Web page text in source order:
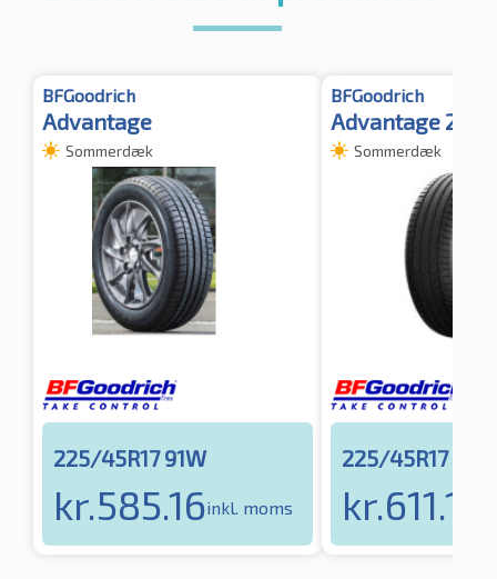
BFGoodrich
Advantage
Sommerdæk
225/45R17 91W
kr.585.16inkl. moms
BFGoodrich
Advantage 2
Sommerdæk
225/45R17 91Y
kr.611.18